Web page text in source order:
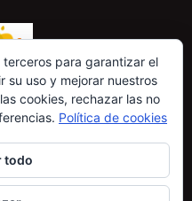
para garantizar el
su uso y mejorar nuestros
cookies, rechazar las no
Política de cookies
todo